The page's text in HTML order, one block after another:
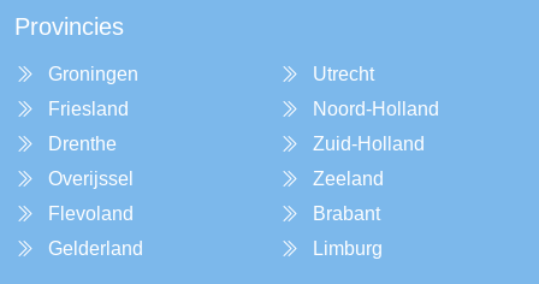
Provincies
Groningen
Friesland
Drenthe
Overijssel
Flevoland
Gelderland
Utrecht
Noord-Holland
Zuid-Holland
Zeeland
Brabant
Limburg